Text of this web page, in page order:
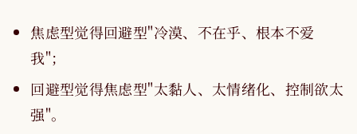
焦虑型觉得回避型"冷漠、不在乎、根本不爱
我"；
回避型觉得焦虑型"太黏人、太情绪化、控制欲太
强"。